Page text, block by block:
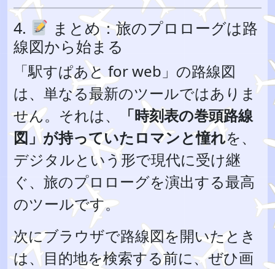
4.
まとめ：旅のプロローグは路
線図から始まる
「駅すぱあと for web」の路線図
は、単なる最新のツールではありま
せん。それは、
「時刻表の巻頭路線
図」が持っていたロマンと憧れを、
デジタルという形で現代に受け継
ぐ、旅のプロローグを演出する最高
のツールです。
次にブラウザで路線図を開いたとき
は、目的地を検索する前に、ぜひ画